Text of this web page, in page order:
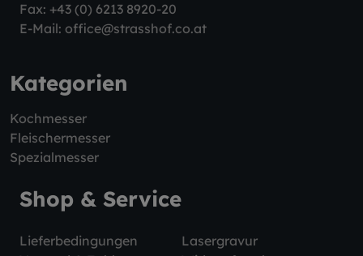
Fax: +43 (0) 6213 8920-20
E-Mail: office@strasshof.co.at
Kategorien
Kochmesser
Fleischermesser
Spezialmesser
Shop & Service
Lieferbedingungen
Lasergravur